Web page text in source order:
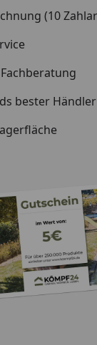
(10
bester Händler